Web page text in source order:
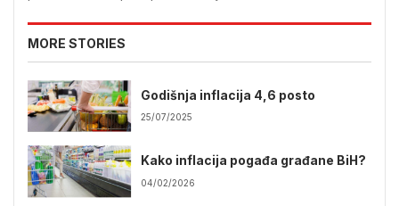
MORE STORIES
Godišnja inflacija 4,6 posto
25/07/2025
Kako inflacija pogađa građane BiH?
04/02/2026